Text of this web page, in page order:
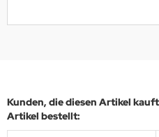
Kunden, die diesen Artikel
Artikel bestellt: